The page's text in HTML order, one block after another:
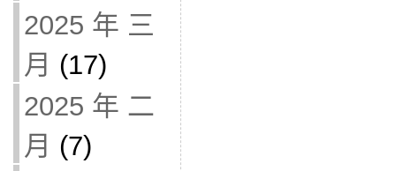
2025 年 三
月 (17)
2025 年 二
月 (7)